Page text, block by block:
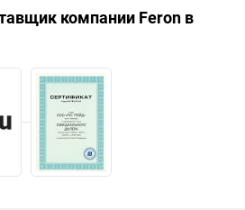
компании Feron в